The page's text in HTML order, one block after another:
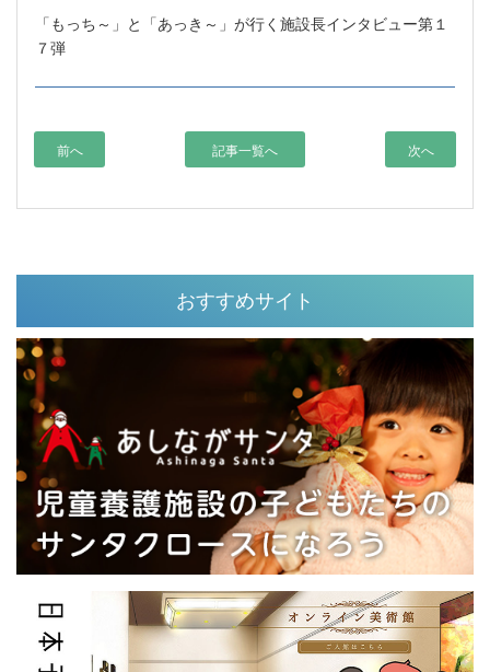
「もっち～」と「あっき～」が行く施設長インタビュー第１
７弾
前へ 記事一覧へ 次へ
おすすめサイト